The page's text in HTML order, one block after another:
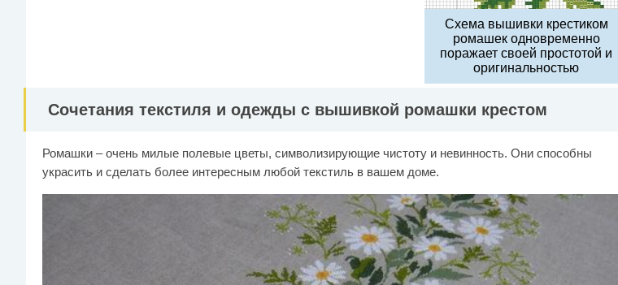
Схема вышивки крестиком
ромашек одновременно
поражает своей простотой и
оригинальностью
Сочетания текстиля и одежды с вышивкой ромашки крестом
Ромашки – очень милые полевые цветы, символизирующие чистоту и невинность. Они способны
украсить и сделать более интересным любой текстиль в вашем доме.